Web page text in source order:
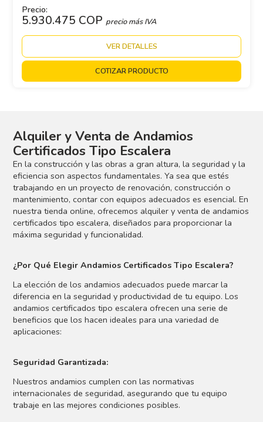
Precio:
5.930.475 COPprecio más IVA
VER DETALLES
COTIZAR PRODUCTO
Alquiler y Venta de Andamios
Certificados Tipo Escalera
En la construcción y las obras a gran altura, la seguridad y la
eficiencia son aspectos fundamentales. Ya sea que estés
trabajando en un proyecto de renovación, construcción o
mantenimiento, contar con equipos adecuados es esencial. En
nuestra tienda online, ofrecemos alquiler y venta de andamios
certificados tipo escalera, diseñados para proporcionar la
máxima seguridad y funcionalidad.
¿Por Qué Elegir Andamios Certificados Tipo Escalera?
La elección de los andamios adecuados puede marcar la
diferencia en la seguridad y productividad de tu equipo. Los
andamios certificados tipo escalera ofrecen una serie de
beneficios que los hacen ideales para una variedad de
aplicaciones:
Seguridad Garantizada:
Nuestros andamios cumplen con las normativas
internacionales de seguridad, asegurando que tu equipo
trabaje en las mejores condiciones posibles.